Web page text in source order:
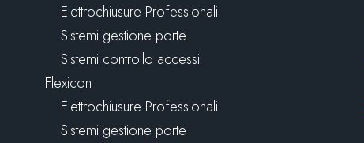
Elettrochiusure Professionali
Sistemi gestione porte
Sistemi controllo accessi
Flexicon
Elettrochiusure Professionali
Sistemi gestione porte